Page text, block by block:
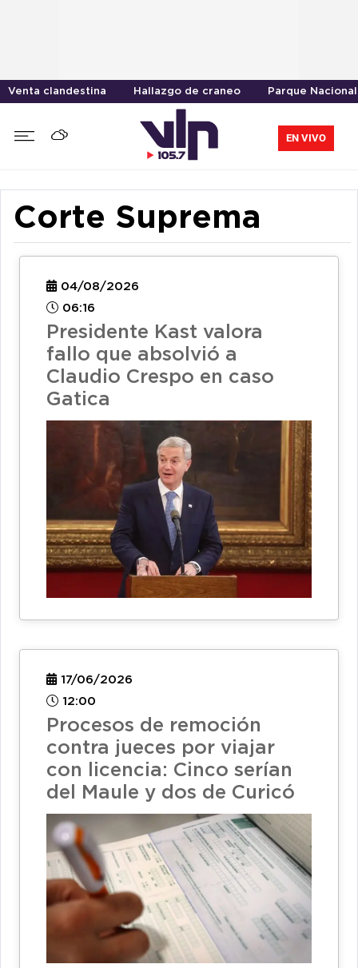
Venta clandestina Hallazgo de craneo Parque
EN VIVO
Corte Suprema
04/08/2026
06:16
Presidente Kast valora
fallo que absolvió a
Claudio Crespo en caso
Gatica
17/06/2026
12:00
Procesos de remoción
contra jueces por viajar
con licencia: Cinco serían
del Maule y dos de Curicó